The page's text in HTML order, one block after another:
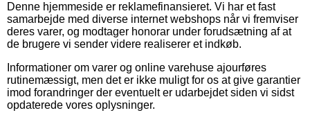
Denne hjemmeside er reklamefinansieret. Vi har et fast
samarbejde med diverse internet webshops når vi fremviser
deres varer, og modtager honorar under forudsætning af at
de brugere vi sender videre realiserer et indkøb.
Informationer om varer og online varehuse ajourføres
rutinemæssigt, men det er ikke muligt for os at give garantier
imod forandringer der eventuelt er udarbejdet siden vi sidst
opdaterede vores oplysninger.